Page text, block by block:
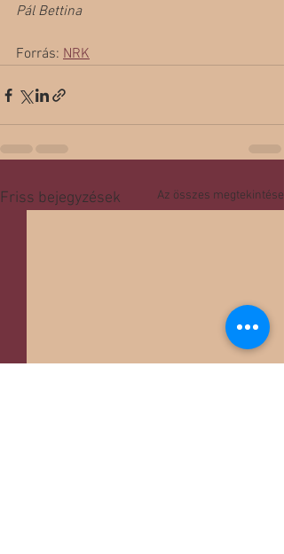
Pál Bettina
Forrás: NRK
Friss bejegyzések Az összes megtekintése